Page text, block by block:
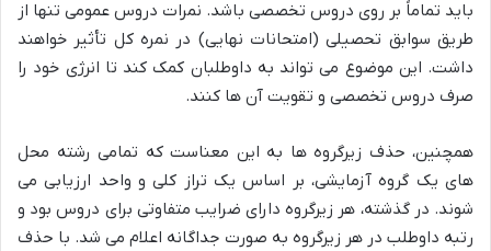
باید تماماً بر روی دروس تخصصی باشد. نمرات دروس عمومی تنها از
طریق سوابق تحصیلی (امتحانات نهایی) در نمره کل تأثیر خواهند
داشت. این موضوع می تواند به داوطلبان کمک کند تا انرژی خود را
صرف دروس تخصصی و تقویت آن ها کنند.
همچنین، حذف زیرگروه ها به این معناست که تمامی رشته محل
های یک گروه آزمایشی، بر اساس یک تراز کلی و واحد ارزیابی می
شوند. در گذشته، هر زیرگروه دارای ضرایب متفاوتی برای دروس بود و
رتبه داوطلب در هر زیرگروه به صورت جداگانه اعلام می شد. با حذف